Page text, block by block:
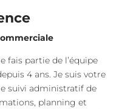
fais partie de l’équipe
4 ans. Je suis votre
suivi administratif de
planning et